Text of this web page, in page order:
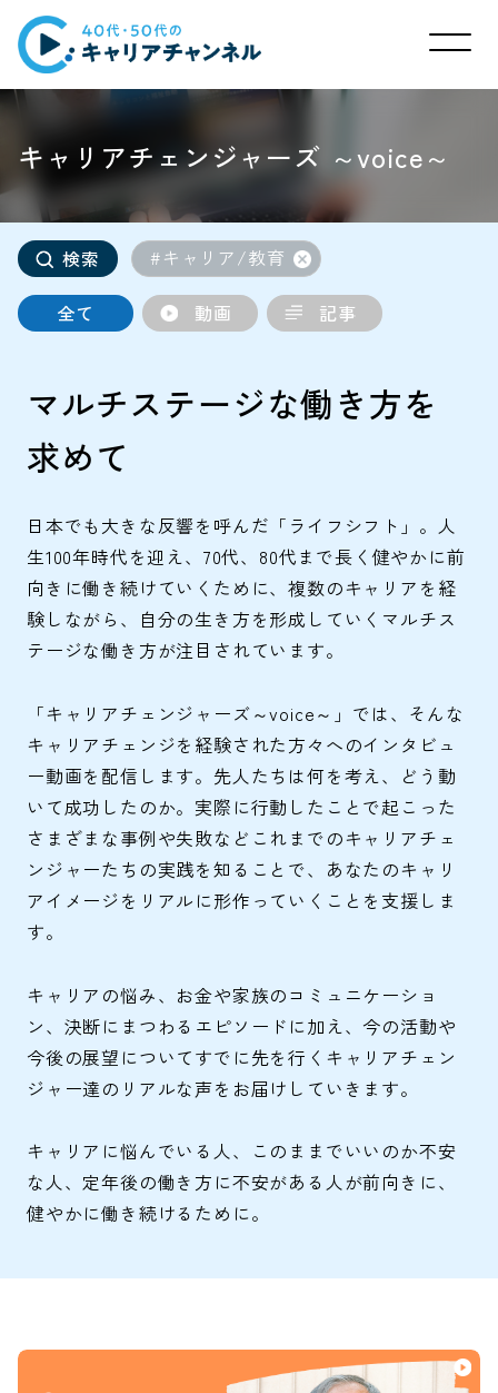
キャリアチェンジャーズ ～voice～
検索 #キャリア/教育
全て 動画 記事
マルチステージな働き方を
求めて
日本でも大きな反響を呼んだ「ライフシフト」。人
生100年時代を迎え、70代、80代まで長く健やかに前
向きに働き続けていくために、複数のキャリアを経
験しながら、自分の生き方を形成していくマルチス
テージな働き方が注目されています。
「キャリアチェンジャーズ～voice～」では、そんな
キャリアチェンジを経験された方々へのインタビュ
ー動画を配信します。先人たちは何を考え、どう動
いて成功したのか。実際に行動したことで起こった
さまざまな事例や失敗などこれまでのキャリアチェ
ンジャーたちの実践を知ることで、あなたのキャリ
アイメージをリアルに形作っていくことを支援しま
す。
キャリアの悩み、お金や家族のコミュニケーショ
ン、決断にまつわるエピソードに加え、今の活動や
今後の展望についてすでに先を行くキャリアチェン
ジャー達のリアルな声をお届けしていきます。
キャリアに悩んでいる人、このままでいいのか不安
な人、定年後の働き方に不安がある人が前向きに、
健やかに働き続けるために。